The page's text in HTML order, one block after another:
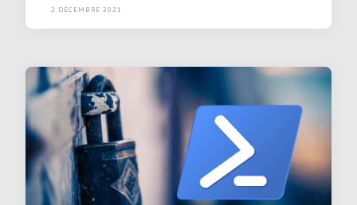
3 DÉCEMBRE 2021